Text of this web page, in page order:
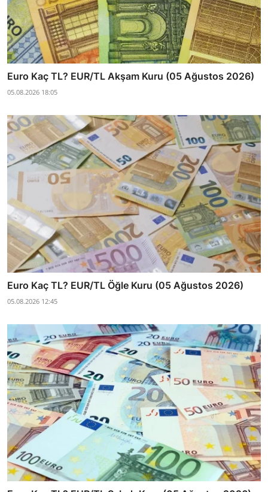
Euro Kaç TL? EUR/TL Akşam Kuru (05 Ağustos 2026)
05.08.2026 18:05
Euro Kaç TL? EUR/TL Öğle Kuru (05 Ağustos 2026)
05.08.2026 12:45